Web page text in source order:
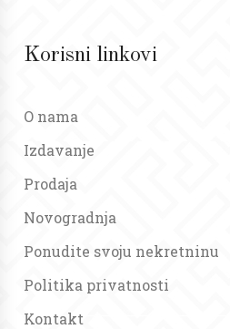
Korisni linkovi
O nama
Izdavanje
Prodaja
Novogradnja
Ponudite svoju nekretninu
Politika privatnosti
Kontakt